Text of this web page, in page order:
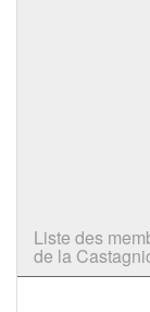
Liste des
de la